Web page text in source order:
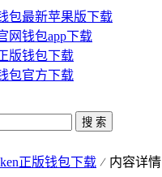
包最新苹果版下载
网钱包app下载
版钱包下载
包官方下载
搜 索
正版钱包下载 内容详情